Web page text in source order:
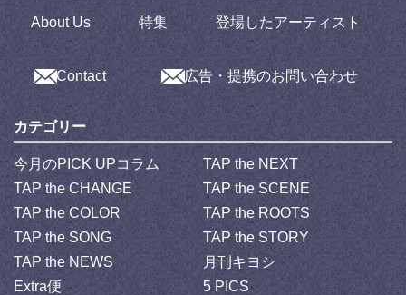
About Us 特集 登場したアーティスト
Contact 広告・提携のお問い合わせ
カテゴリー
今月のPICK UPコラム
TAP the NEXT
TAP the CHANGE
TAP the SCENE
TAP the COLOR
TAP the ROOTS
TAP the SONG
TAP the STORY
TAP the NEWS
月刊キヨシ
Extra便
5 PICS